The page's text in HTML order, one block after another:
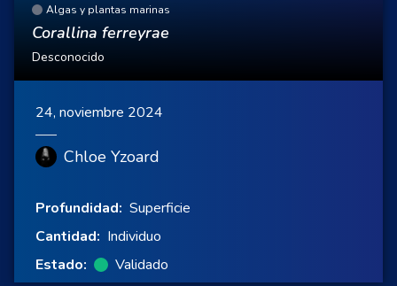
Algas y plantas marinas
Corallina ferreyrae
Desconocido
24, noviembre 2024
Chloe Yzoard
Profundidad: Superficie
Cantidad: Individuo
Estado:
Validado